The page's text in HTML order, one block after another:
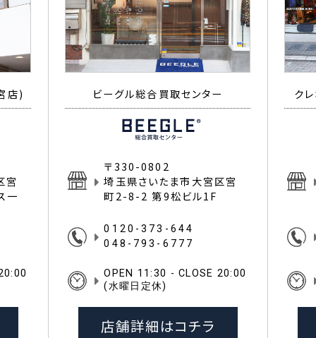
店)
宮
一
ビーグル総合買取センター
〒330-0802
埼玉県さいたま市大宮区宮
町2-8-2 第9松ビル1F
0120-373-644
048-793-6777
OPEN 11:30 - CLOSE 20:00
(水曜日定休)
店舗詳細はコチラ
ク